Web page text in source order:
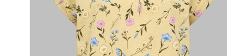
Miesten shortsit
Miesten asusteet
Vyöt ja olkaimet
Solmiot, rusetit ja taskuliinat
Miesten päähineet, huivit ja käsineet